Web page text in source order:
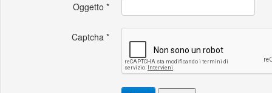
Oggetto *
Captcha *